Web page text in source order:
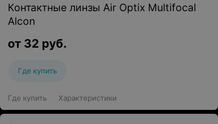
Контактные линзы Air Optix Multifocal
Alcon
от 32 руб.
Где купить
Где купить Характеристики